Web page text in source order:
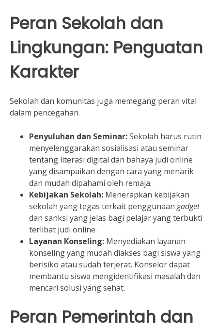
Peran Sekolah dan
Lingkungan: Penguatan
Karakter
Sekolah dan komunitas juga memegang peran vital
dalam pencegahan.
Penyuluhan dan Seminar:Sekolah harus rutin
menyelenggarakan sosialisasi atau seminar
tentang literasi digital dan bahaya judi online
yang disampaikan dengan cara yang menarik
dan mudah dipahami oleh remaja.
Kebijakan Sekolah: Menerapkan kebijakan
sekolah yang tegas terkait penggunaan gadget
dan sanksi yang jelas bagi pelajar yang terbukti
terlibat judi online.
Layanan Konseling: Menyediakan layanan
konseling yang mudah diakses bagi siswa yang
berisiko atau sudah terjerat. Konselor dapat
membantu siswa mengidentifikasi masalah dan
mencari solusi yang sehat.
Peran Pemerintah dan